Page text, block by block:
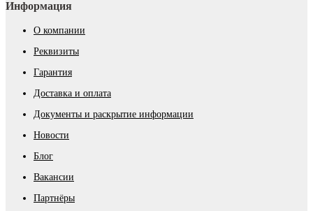
Информация
О компании
Реквизиты
Гарантия
Доставка и оплата
Документы и раскрытие информации
Новости
Блог
Вакансии
Партнёры